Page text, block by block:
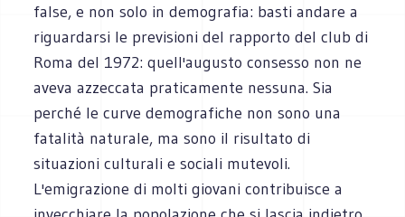
false, e non solo in demografia: basti andare a
riguardarsi le previsioni del rapporto del club di
Roma del 1972: quell'augusto consesso non ne
aveva azzeccata praticamente nessuna. Sia
perché le curve demografiche non sono una
fatalità naturale, ma sono il risultato di
situazioni culturali e sociali mutevoli.
L'emigrazione di molti giovani contribuisce a